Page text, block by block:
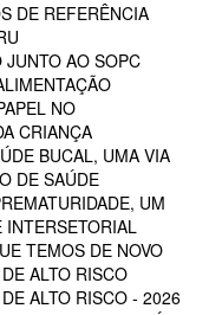
DE REFERÊNCIA
JUNTO AO SOPC
NO
CRIANÇA
BUCAL, UMA VIA
DE SAÚDE
UM
INTERSETORIAL
TEMOS DE NOVO
ALTO RISCO
ALTO RISCO - 2026